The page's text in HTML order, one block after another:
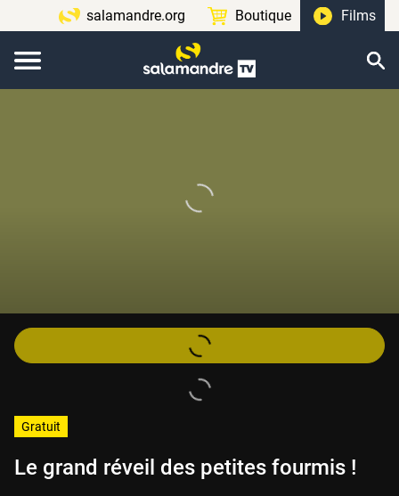
salamandre.org Boutique Films
Gratuit
Le grand réveil des petites fourmis !